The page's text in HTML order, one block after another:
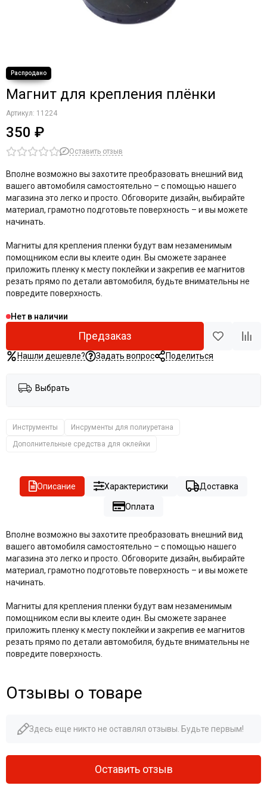
Магнит для крепления плёнки
Артикул: 11224
350 ₽
Оставить отзыв
Вполне возможно вы захотите преобразовать внешний вид
вашего автомобиля самостоятельно – с помощью нашего
магазина это легко и просто. Обговорите дизайн, выбирайте
материал, грамотно подготовьте поверхность – и вы можете
начинать.
Магниты для крепления пленки будут вам незаменимым
помощником если вы клеите один. Вы сможете заранее
приложить пленку к месту поклейки и закрепив ее магнитов
резать прямо по детали автомобиля, будьте внимательны не
повредите поверхность.
Нет в наличии
Предзаказ
Нашли дешевле? Задать вопрос Поделиться
Выбрать
Инструменты
Инсрументы для полиуретана
Дополнительные средства для оклейки
Описание Характеристики Доставка
Оплата
Вполне возможно вы захотите преобразовать внешний вид
вашего автомобиля самостоятельно – с помощью нашего
магазина это легко и просто. Обговорите дизайн, выбирайте
материал, грамотно подготовьте поверхность – и вы можете
начинать.
Магниты для крепления пленки будут вам незаменимым
помощником если вы клеите один. Вы сможете заранее
приложить пленку к месту поклейки и закрепив ее магнитов
резать прямо по детали автомобиля, будьте внимательны не
повредите поверхность.
Отзывы о товаре
Здесь еще никто не оставлял отзывы. Будьте первым!
Оставить отзыв